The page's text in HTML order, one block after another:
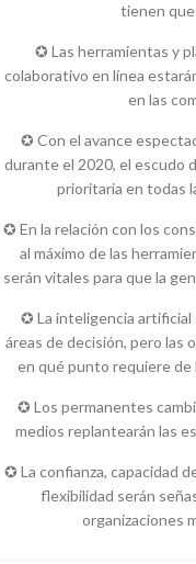
tienen que
✪ Las herramientas y
colaborativo en línea
en las
✪ Con el avance
durante el 2020, el escudo
prioritaria en todas
✪ En la relación con los
al máximo de las
serán vitales para que la
✪ La inteligencia artificial
áreas de decisión, pero las
en qué punto requiere de
✪ Los permanentes
medios replantearán las
✪ La confianza, capacidad
flexibilidad serán
organizaciones